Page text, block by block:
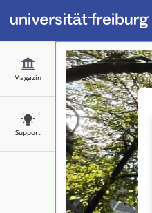
Magazin
Support